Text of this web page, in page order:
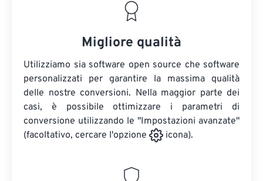
Migliore qualità
Utilizziamo sia software open source che software
personalizzati per garantire la massima qualità
delle nostre conversioni. Nella maggior parte dei
casi, è possibile ottimizzare i parametri di
conversione utilizzando le "Impostazioni avanzate"
(facoltativo, cercare l'opzione
icona).